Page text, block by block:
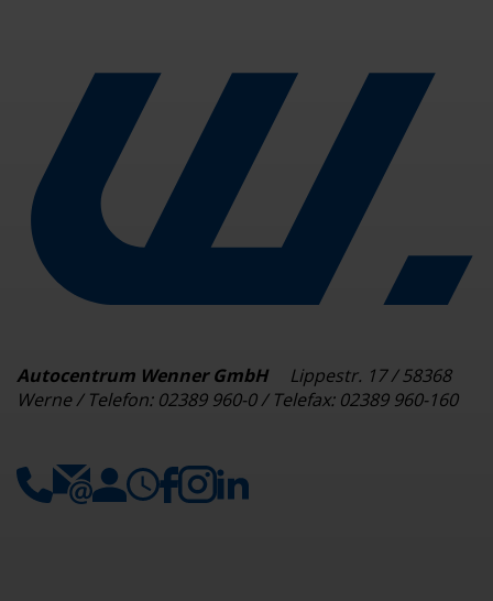
Autocentrum Wenner GmbH
Lippestr. 17 / 58368
Werne / Telefon: 02389 960-0 / Telefax: 02389 960-160